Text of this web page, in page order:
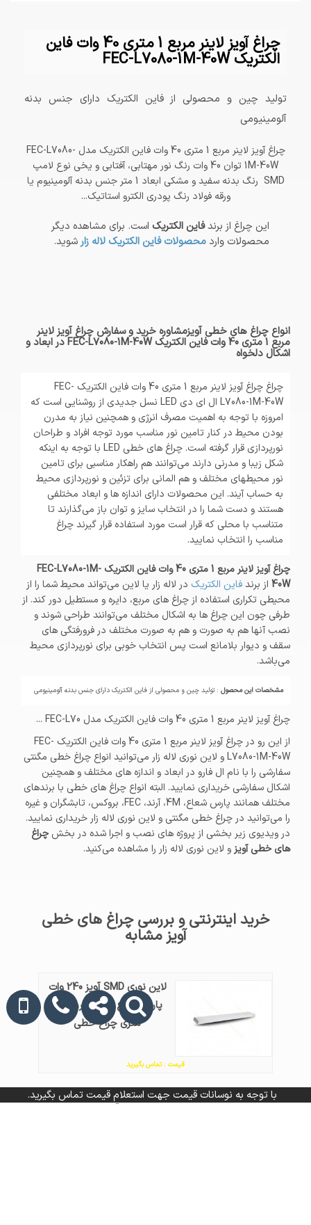
چراغ آویز لاینر مربع 1 متری 40 وات فاین
الکتریک FEC-L7080-1M-40W
تولید چین و محصولی از فاین الکتریک دارای جنس بدنه
آلومینیومی
چراغ آویز لاینر مربع 1 متری 40 وات فاین الکتریک مدل FEC-L7080-
1M-40W توان 40 وات رنگ نور مهتابی، آفتابی و یخی نوع لامپ
SMD رنگ بدنه سفید و مشکی ابعاد 1 متر جنس بدنه آلومینیوم یا
ورقه فولاد رنگ پودری الکترو استاتیک...
این چراغ از برندفاین الکتریک است. برای مشاهده دیگر
محصولات واردمحصولات فاین الکتریک لاله زار شوید.
انواع چراغ های خطی آویزمشاوره خرید و سفارش چراغ آویز لاینر
مربع 1 متری 40 وات فاین الکتریک FEC-L7080-1M-40W در ابعاد و
اشکال دلخواه
چراغ چراغ آویز لاینر مربع 1 متری 40 وات فاین الکتریک FEC-
L7080-1M-40W ال ای دی LED نسل جدیدی از روشنایی است که
امروزه با توجه به اهمیت مصرف انرژی و همچنین نیاز به مدرن
بودن محیط در کنار تامین نور مناسب مورد توجه افراد و طراحان
نورپردازی قرار گرفته است. چراغ های خطی LED با توجه به اینکه
شکل زیبا و مدرنی دارند می‌توانند هم راهکار مناسبی برای تامین
نور محیطهای مختلف و هم المانی برای تزئین و نورپردازی محیط
به حساب آیند. این محصولات دارای اندازه ها و ابعاد مختلفی
هستند و دست شما را در انتخاب سایز و توان باز می‌گذارند تا
متناسب با محلی که قرار است مورد استفاده قرار گیرند چراغ
مناسب را انتخاب نمایید.
چراغ آویز لاینر مربع 1 متری 40 وات فاین الکتریک FEC-L7080-1M-
40W از برندفاین الکتریک در لاله زار یا لاین می‌تواند محیط شما را از
محیطی تکراری استفاده از چراغ های مربع، دایره و مستطیل دور کند. از
طرفی چون این چراغ ها به اشکال مختلف می‌توانند طراحی شوند و
نصب آنها هم به صورت و هم به صورت مختلف در فرورفتگی های
سقف و دیوار بلامانع است پس انتخاب خوبی برای نورپردازی محیط
می‌باشد.
مشخصات این محصول : تولید چین و محصولی از فاین الکتریک دارای جنس بدنه آلومینیومی
چراغ آویز لاینر مربع 1 متری 40 وات فاین الکتریک مدل FEC-L70 ...
از این رو در چراغ آویز لاینر مربع 1 متری 40 وات فاین الکتریک FEC-
L7080-1M-40W و لاین نوری لاله زار می‌توانید انواع چراغ خطی مگنتی
سفارشی را با نام ال فارو در ابعاد و اندازه های مختلف و همچنین
اشکال سفارشی خریداری نمایید. البته انواع چراغ های خطی با برندهای
مختلف همانند پارس شعاع، 4M، آرند، FEC، بروکس، تابشگران و غیره
را می‌توانید در چراغ خطی مگنتی و لاین نوری لاله زار خریداری نمایید.
در ویدیوی زیر بخشی از پروژه های نصب و اجرا شده در بخش چراغ
های خطی آویز و لاین نوری لاله زار را مشاهده می‌کنید.
خرید اینترنتی و بررسی چراغ های خطی
آویز مشابه
لاین نوری SMD آویز 240 وات
پارس شعاع توس کارن 3.5
متری چراغ خطی
قیمت : تماس بگیرید
لاین نوری آویز شش ضلعی
با توجه به نوسانات قیمت جهت استعلام قیمت تماس بگیرید.